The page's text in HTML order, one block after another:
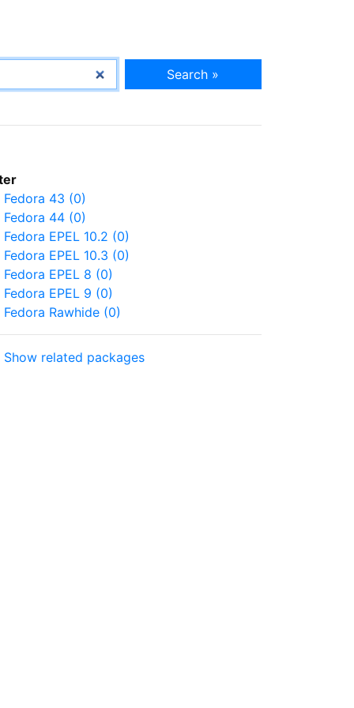
Search »
Fedora 43 (0)
Fedora 44 (0)
Fedora EPEL 10.2 (0)
Fedora EPEL 10.3 (0)
Fedora EPEL 8 (0)
Fedora EPEL 9 (0)
Fedora Rawhide (0)
Show related packages